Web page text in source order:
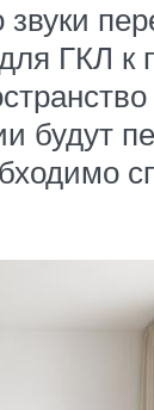
ГКЛ к